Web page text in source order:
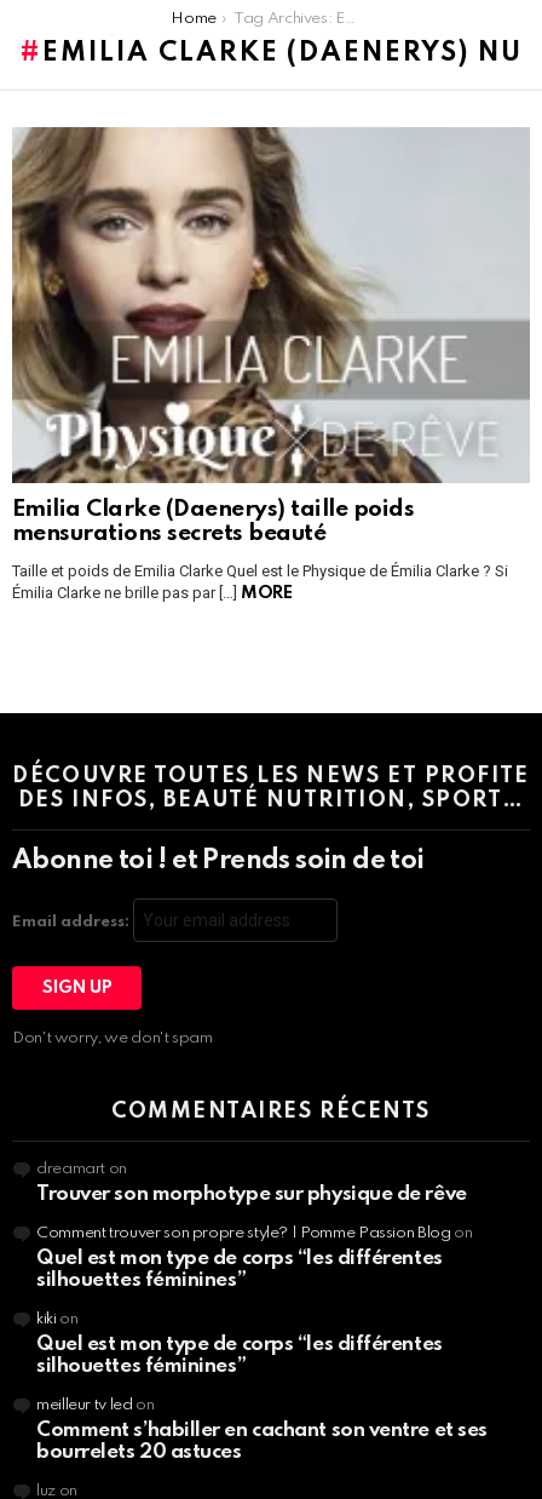
Home Tag Archives: Emilia Clarke (Daenerys) nu
EMILIA CLARKE (DAENERYS) NU
LATEST
STORIES
Emilia Clarke (Daenerys) taille poids
mensurations secrets beauté
Taille et poids de Emilia Clarke Quel est le Physique de Émilia Clarke ? Si
Émilia Clarke ne brille pas par […] MORE
DÉCOUVRE TOUTES LES NEWS ET PROFITE
DES INFOS, BEAUTÉ NUTRITION, SPORT…
Abonne toi ! et Prends soin de toi
Email address:
Don't worry, we don't spam
COMMENTAIRES RÉCENTS
dreamart on
Trouver son morphotype sur physique de rêve
Comment trouver son propre style? | Pomme Passion Blog on
Quel est mon type de corps “les différentes
silhouettes féminines”
kikion
Quel est mon type de corps “les différentes
silhouettes féminines”
meilleur tv led on
Comment s’habiller en cachant son ventre et ses
bourrelets 20 astuces
luzon